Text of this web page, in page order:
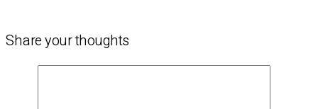
Share your thoughts